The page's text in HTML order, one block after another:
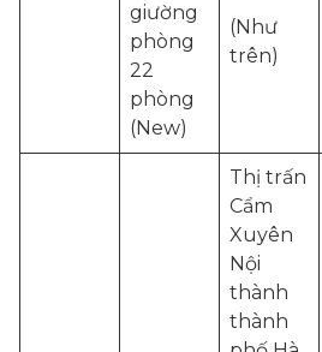
giường
phòng
22
phòng
(New)
(Như
trên)
Thị trấn
Cẩm
Xuyên
Nội
thành
thành